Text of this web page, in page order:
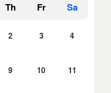
Th Fr Sa
2 3 4
9 10 11